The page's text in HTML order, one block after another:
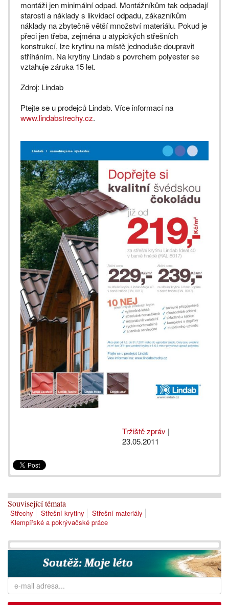
montáži jen minimální odpad. Montážníkům tak odpadají
starosti a náklady s likvidací odpadu, zákazníkům
náklady na zbytečně větší množství materiálu. Pokud je
přeci jen třeba, zejména u atypických střešních
konstrukcí, lze krytinu na místě jednoduše doupravit
stříháním. Na krytiny Lindab s povrchem polyester se
vztahuje záruka 15 let.
Zdroj: Lindab
Ptejte se u prodejců Lindab. Více informací na
www.lindabstrechy.cz.
Tržiště zpráv |
23.05.2011
Související témata
Střechy Střešní krytiny
Střešní materiály
Klempířské a pokrývačské práce